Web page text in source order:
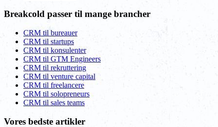
Breakcold passer til mange brancher
CRM til bureauer
CRM til startups
CRM til konsulenter
CRM til GTM Engineers
CRM til rekruttering
CRM til venture capital
CRM til freelancere
CRM til solopreneurs
CRM til sales teams
Vores bedste artikler